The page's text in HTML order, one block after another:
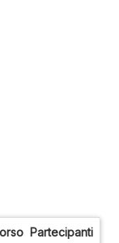
Partecipanti